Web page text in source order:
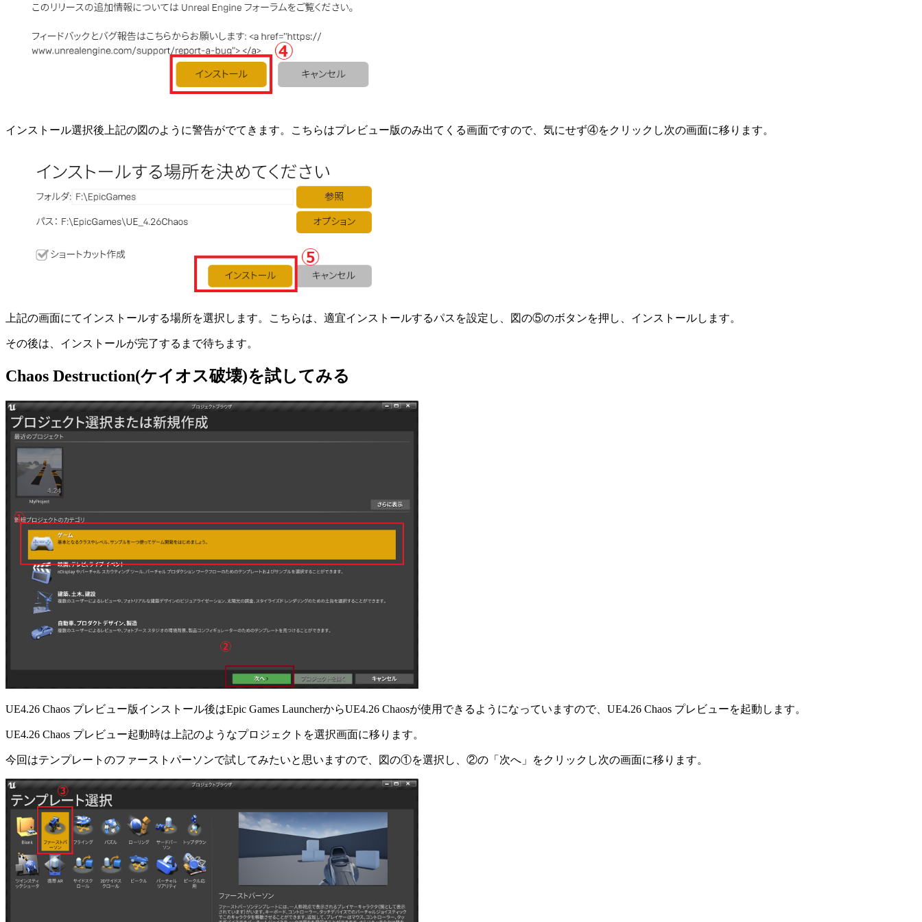
インストール選択後上記の図のように警告がでてきます。こちらはプレビュー版のみ出てくる画面ですので、気にせず④をクリックし次の画面に移ります。
上記の画面にてインストールする場所を選択します。こちらは、適宜インストールするパスを設定し、図の⑤のボタンを押し、インストールします。
その後は、インストールが完了するまで待ちます。
Chaos Destruction(ケイオス破壊)を試してみる
UE4.26 Chaos プレビュー版インストール後はEpic Games LauncherからUE4.26 Chaosが使用できるようになっていますので、UE4.26 Chaos プレビューを起動します。
UE4.26 Chaos プレビュー起動時は上記のようなプロジェクトを選択画面に移ります。
今回はテンプレートのファーストパーソンで試してみたいと思いますので、図の①を選択し、②の「次へ」をクリックし次の画面に移ります。